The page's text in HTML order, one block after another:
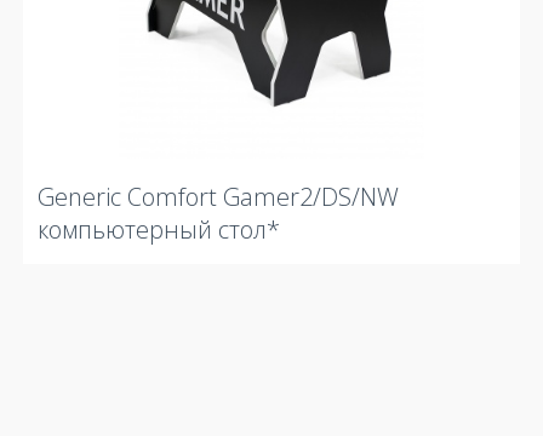
Generic Comfort Gamer2/DS/NW
компьютерный стол*